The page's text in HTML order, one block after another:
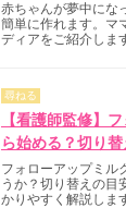
赤ちゃんが夢中にな
簡単に作れます。マ
ディアをご紹介しま
尋ねる
【看護師監修】
ら始める？切り
フォローアップミル
うか？切り替えの目
かりやすく解説しま